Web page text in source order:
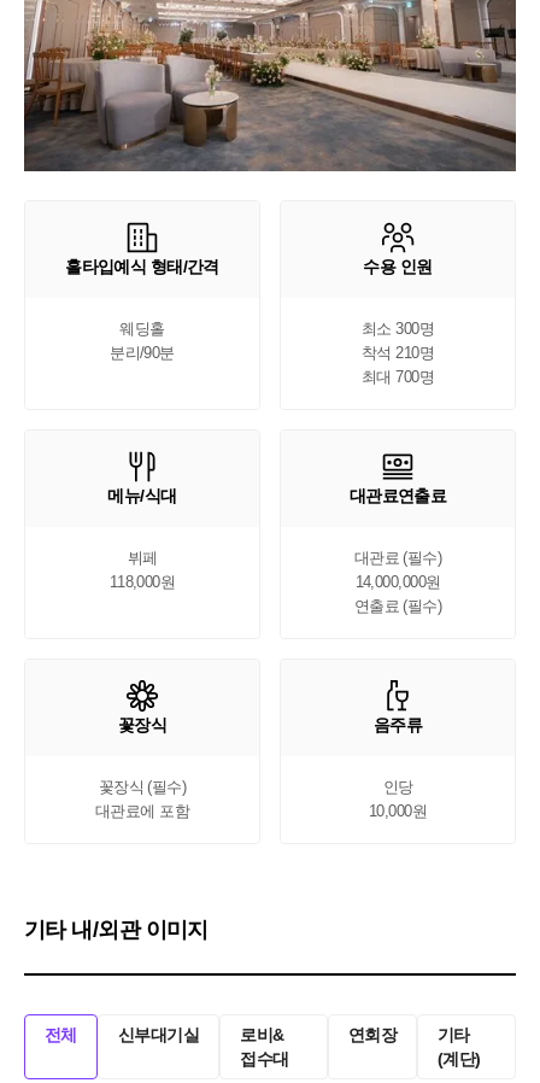
홀타입예식 형태/간격
웨딩홀
분리/90분
수용 인원
최소 300명
착석 210명
최대 700명
메뉴/식대
뷔페
118,000원
대관료연출료
대관료 (필수)
14,000,000원
연출료 (필수)
꽃장식
꽃장식 (필수)
대관료에 포함
음주류
인당
10,000원
기타 내/외관 이미지
전체 신부대기실
로비&
접수대
연회장
기타
(계단)